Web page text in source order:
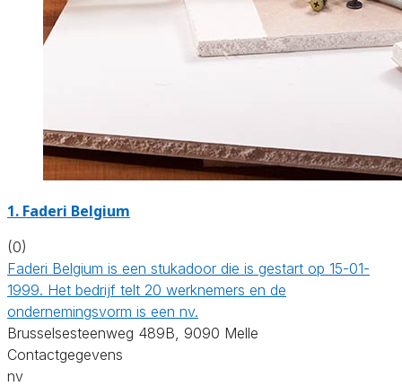
1. Faderi Belgium
(0)
Faderi Belgium is een stukadoor die is gestart op 15-01-
1999. Het bedrijf telt 20 werknemers en de
ondernemingsvorm is een nv.
Brusselsesteenweg 489B, 9090 Melle
Contactgegevens
nv